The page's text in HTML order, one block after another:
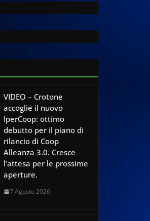
VIDEO – Crotone
accoglie il nuovo
IperCoop: ottimo
debutto per il piano di
rilancio di Coop
Alleanza 3.0. Cresce
l’attesa per le prossime
aperture.
7 Agosto 2026